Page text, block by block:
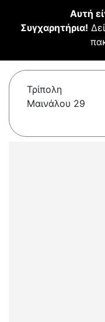
Αυτή
Συγχαρητήρια!
Τρίπολη
Μαινάλου 29